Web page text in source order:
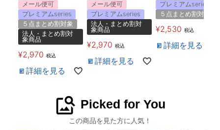
メール便可
プレミアムseries
５点まとめ割対象
法人・まとめ割対
象商品
¥2,970 税込
詳細を見る
メール便可
プレミアムseries
法人・まとめ割対
象商品
¥2,970 税込
詳細を見る
プレミアムseries
５点まとめ割対象
¥2,530 税込
詳細を見る
image_search Picked for You
この商品を見た方に人気！